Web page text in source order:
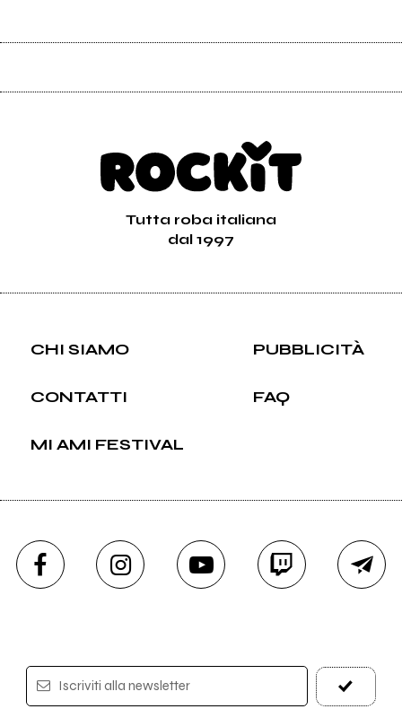
Tutta roba italiana
dal 1997
CHI SIAMO PUBBLICITÀ
CONTATTI FAQ
MI AMI FESTIVAL
Iscriviti alla newsletter